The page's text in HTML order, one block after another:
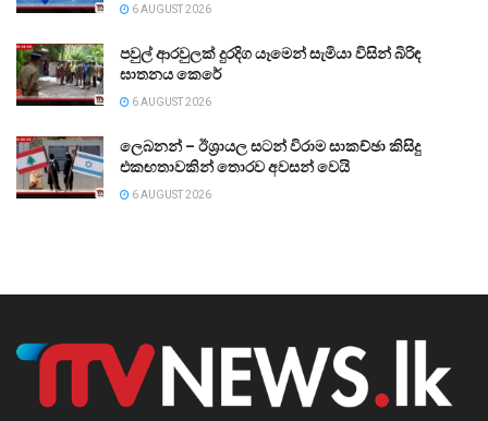
6 AUGUST 2026
පවුල් ආරවුලක් දුරදිග යෑමෙන් සැමියා විසින් බිරිඳ
ඝාතනය කෙරේ
6 AUGUST 2026
ලෙබනන් – ඊශ්‍රායල සටන් විරාම සාකච්ඡා කිසිදු
එකඟතාවකින් තොරව අවසන් වෙයි
6 AUGUST 2026